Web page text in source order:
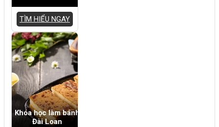
TÌM HIỂU NGAY
Khóa học làm bánh
Đài Loan